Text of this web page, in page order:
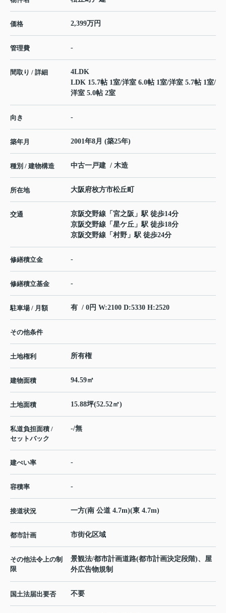
価格 2,399万円
管理費 -
間取り / 詳細
4LDK
LDK 15.7帖 1室/洋室 6.0帖 1室/洋室 5.7帖 1室/
洋室 5.0帖 2室
向き -
築年月 2001年8月 (築25年)
種別 / 建物構造 中古一戸建 / 木造
所在地 大阪府枚方市松丘町
交通 京阪交野線 「 宮之阪 」駅 徒歩14分
京阪交野線 「 星ケ丘 」駅 徒歩18分
京阪交野線 「 村野 」駅 徒歩24分
修繕積立金 -
修繕積立基金 -
駐車場 / 月額 有 / 0円 W:2100 D:5330 H:2520
その他条件
土地権利 所有権
建物面積 94.59㎡
土地面積 15.88坪(52.52㎡)
私道負担面積 /
セットバック
-/無
建ぺい率 -
容積率 -
接道状況 一方(南 公道 4.7m)(東 4.7m)
都市計画 市街化区域
その他法令上の制
限
景観法/都市計画道路(都市計画決定段階)、屋
外広告物規制
国土法届出要否 不要